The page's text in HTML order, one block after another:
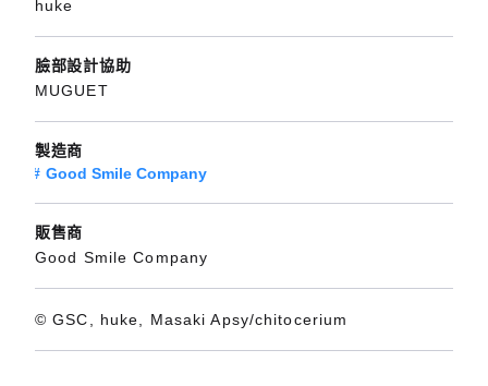
huke
臉部設計協助
MUGUET
製造商
Good Smile Company
販售商
Good Smile Company
© GSC, huke, Masaki Apsy/chitocerium